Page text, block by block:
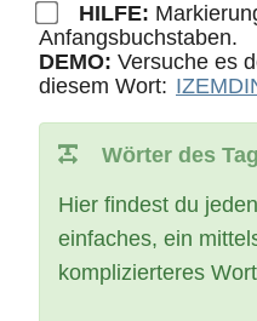
HILFE:
Anfangsbuchstaben.
DEMO: Versuche es
diesem Wort:
Wörter des
Hier findest du
einfaches, ein
komplizierteres